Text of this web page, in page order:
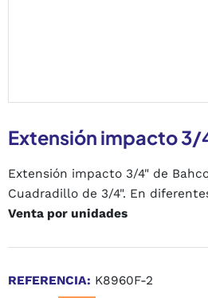
Extensión impacto 3/
Extensión impacto 3/4" de
Cuadradillo de 3/4". En
Venta por unidades
REFERENCIA: K8960F-2